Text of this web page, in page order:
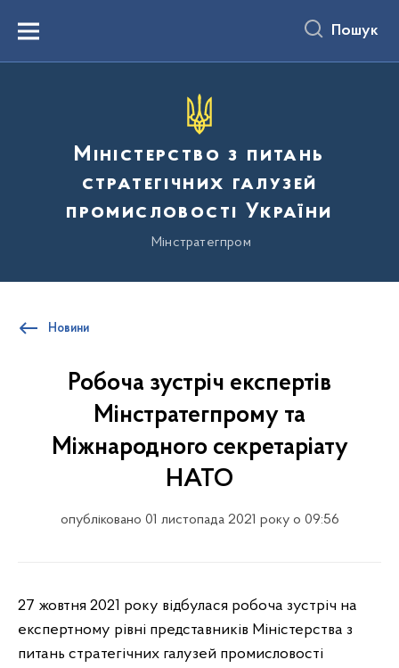
вмістуMenu Пошук
Міністерство з питань
стратегічних галузей
промисловості України
Мінстратегпром
Новини
Робоча зустріч експертів
Мінстратегпрому та
Міжнародного секретаріату
НАТО
опубліковано 01 листопада 2021 року о 09:56
27 жовтня 2021 року відбулася робоча зустріч на
експертному рівні представників Міністерства з
питань стратегічних галузей промисловості